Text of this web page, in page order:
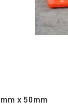
x 50mm